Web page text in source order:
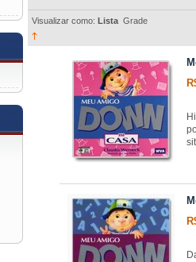
Visualizar como: Lista Grade